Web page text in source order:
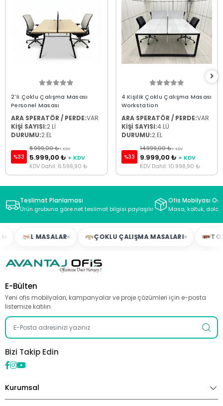
2'li Çoklu Çalışma Masası
Personel Masası
ARA SPERATÖR / PERDE:VAR
KİŞİ SAYISI:2 Lİ
DURUMU:2.EL
%33
8.999,00 ₺+ KDV
5.999,00 ₺ + KDV
KDV Dahil: 6.598,90 ₺
4 Kişilik Çoklu Çalışma Masası
Workstation
ARA SPERATÖR / PERDE:VAR
KİŞİ SAYISI:4 LÜ
DURUMU:2.EL
%33
14.999,00 ₺+ KDV
9.999,00 ₺ + KDV
KDV Dahil: 10.998,90 ₺
Teslimat Planlaması
Ürün grubuna göre net teslimat bilgisi paylaşılır
Ofis Mobilyası
Masa, koltuk,
L MASALAR ÇOKLU ÇALIŞMA MASALARI
E-Bülten
Yeni ofis mobilyaları, kampanyalar ve proje çözümleri için e-posta
listemize katılın.
Bizi Takip Edin
Kurumsal